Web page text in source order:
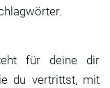
für deine dir
du vertrittst, mit